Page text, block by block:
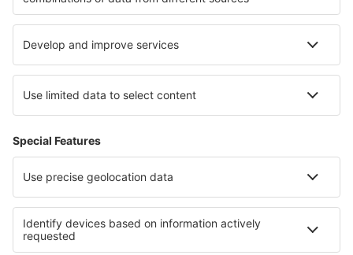
Ubytování v Pomeranian Lakeland
Ubytování in Danubian Plain Ubytování in Kazanlak province
Ubytování v Kladském pomezí